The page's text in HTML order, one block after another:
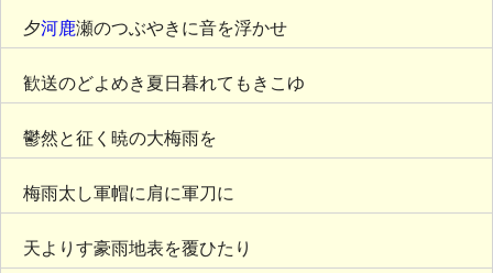
夕河鹿瀬のつぶやきに音を浮かせ
歓送のどよめき夏日暮れてもきこゆ
鬱然と征く暁の大梅雨を
梅雨太し軍帽に肩に軍刀に
天よりす豪雨地表を覆ひたり